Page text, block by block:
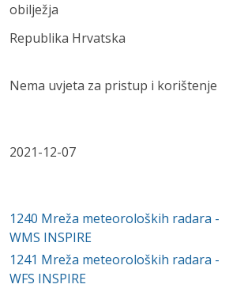
obilježja
Republika Hrvatska
Nema uvjeta za pristup i korištenje
2021-12-07
1240 Mreža meteoroloških radara -
WMS INSPIRE
1241 Mreža meteoroloških radara -
WFS INSPIRE